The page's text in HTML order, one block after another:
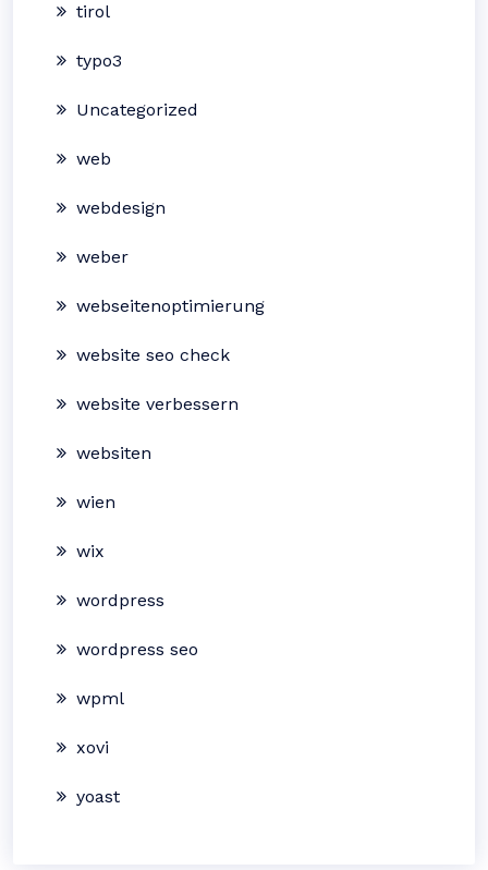
tirol
typo3
Uncategorized
web
webdesign
weber
webseitenoptimierung
website seo check
website verbessern
websiten
wien
wix
wordpress
wordpress seo
wpml
xovi
yoast